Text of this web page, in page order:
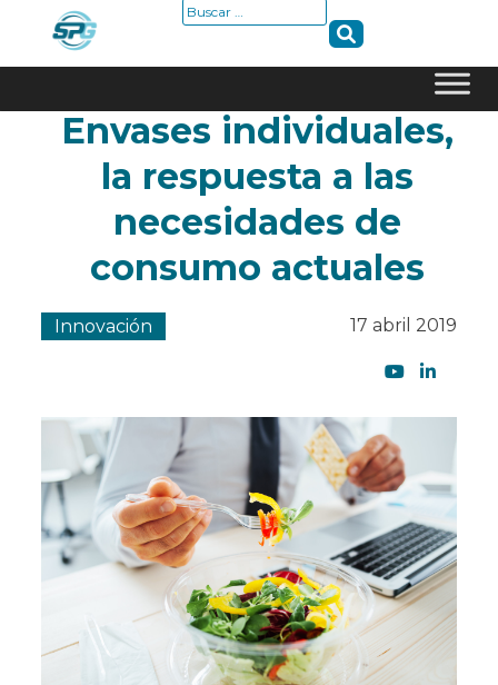
Buscar:
Envases individuales,
la respuesta a las
necesidades de
consumo actuales
Innovación 17 abril 2019